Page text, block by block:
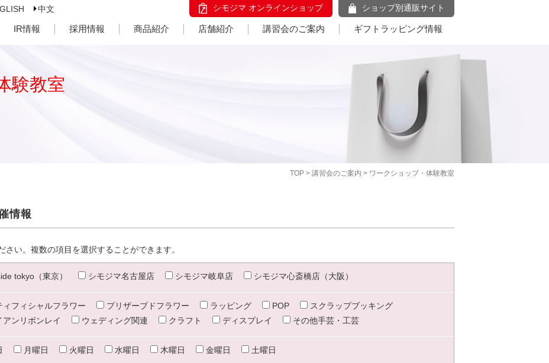
中文 シモジマ オンラインショップ ショップ別通販サイト
IR情報 採用情報 商品紹介 店舗紹介 講習会のご案内 ギフトラッピング情報
TOP > 講習会のご案内 > ワークショップ・体験教室
験教室
情報
い。複数の項目を選択することができます。
tokyo（東京） シモジマ名古屋店 シモジマ岐阜店 シモジマ心斎橋店（大阪）
ィフィシャルフラワー プリザーブドフラワー ラッピング POP
スクラップブッキング
アンリボンレイ
ウェディング関連 クラフト ディスプレイ その他手芸・工芸
月曜日 火曜日 水曜日 木曜日 金曜日 土曜日